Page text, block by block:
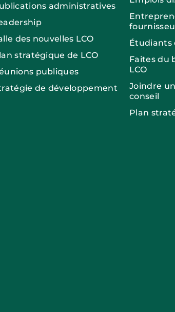
administratives
des nouvelles LCO
stratégique de LCO
publiques
de développement
Étudiants
Faites du
LCO
Joindre
conseil
Plan